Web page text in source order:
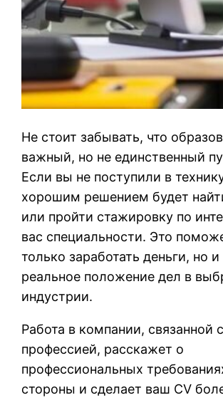
Не стоит забывать, что
важный, но не единственный
Если вы не поступили в
хорошим решением будет
или пройти стажировку по
вас специальности. Это
только заработать деньги, но и
реальное положение дел в
индустрии.
Работа в компании, связанной
профессией, расскажет о
профессиональных
стороны и сделает ваш CV